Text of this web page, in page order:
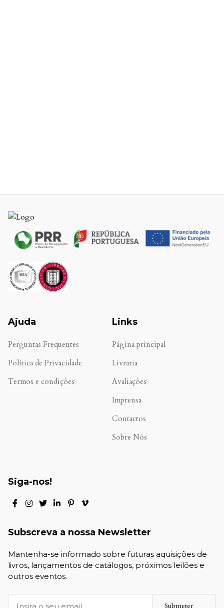
Ajuda
Perguntas Frequentes
Política de Privacidade
Termos e condições
Links
Página principal
Livraria
Avaliações
Imprensa
Contactos
Sobre Nós
Siga-nos!
Subscreva a nossa Newsletter
Mantenha-se informado sobre futuras aquisições de
livros, lançamentos de catálogos, próximos leilões e
outros eventos.
Submeter